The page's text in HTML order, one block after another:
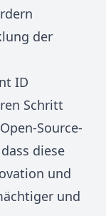
der
ID
Schritt
Source-
diese
und
und